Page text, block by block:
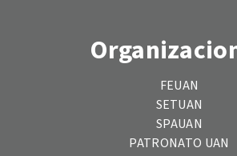
FEUAN
SETUAN
SPAUAN
PATRONATO UAN